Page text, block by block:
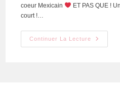
coeur Mexicain
ET PAS QUE !
court !…
Continuer La Lecture